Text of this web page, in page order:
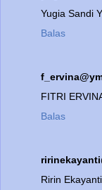
Yugia Sandi
Balas
FITRI
Balas
Ririn